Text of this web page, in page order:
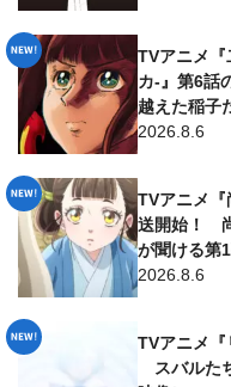
TVアニメ『
カ-』第6話
越えた稲子
2026.8.6
TVアニメ
送開始！
が聞ける第
2026.8.6
TVアニメ『
スバルた